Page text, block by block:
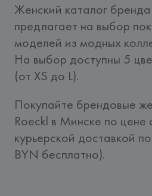
Женский каталог бренда
предлагает на выбор
моделей из модных
На выбор доступны 5
(от XS до L).
Покупайте брендовые
Roeckl в Минске по
курьерской доставкой
BYN бесплатно).